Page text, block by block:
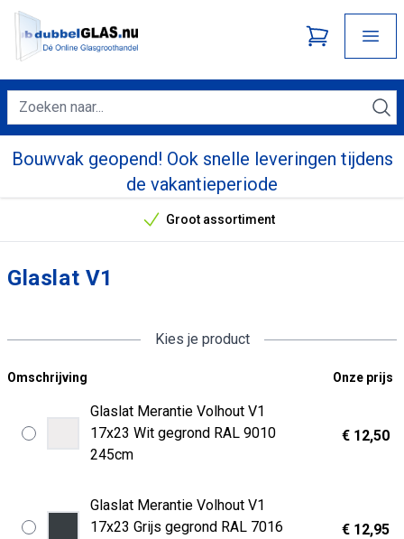
Bouwvak geopend! Ook snelle leveringen tijdens
de vakantieperiode
Onze unieke verkoopargumenten
Groot assortiment
Glaslat V1
Kies je product
Omschrijving Onze prijs
Glaslat Merantie Volhout V1
17x23 Wit gegrond RAL 9010
245cm
€ 12,50
Glaslat Merantie Volhout V1
17x23 Grijs gegrond RAL 7016
€ 12,95